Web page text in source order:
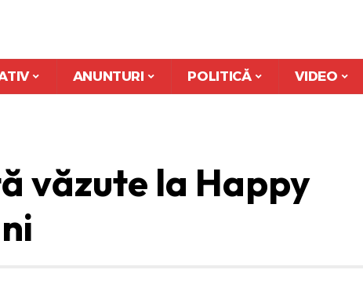
ANUNTURI POLITICĂ VIDEO
văzute la Happy